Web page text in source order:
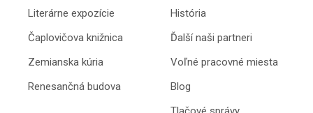
Literárne expozície
Čaplovičova knižnica
Zemianska kúria
Renesančná budova
História
Ďalší naši partneri
Voľné pracovné miesta
Blog